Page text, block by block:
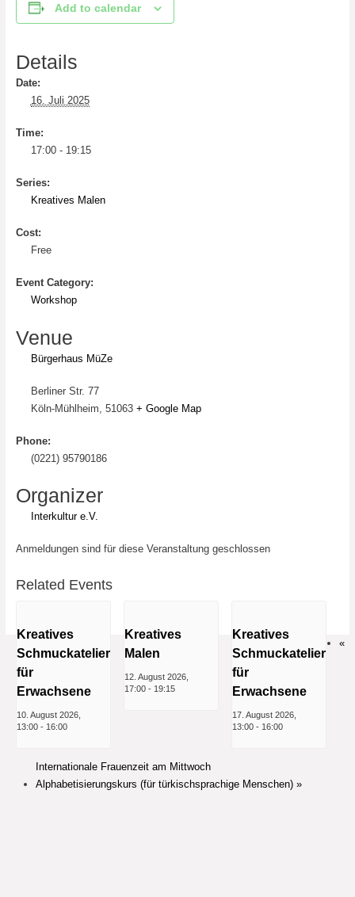
Add to calendar
Details
Date:
16. Juli 2025
Time:
17:00 - 19:15
Series:
Kreatives Malen
Cost:
Free
Event Category:
Workshop
Venue
Bürgerhaus MüZe
Berliner Str. 77
Köln-Mühlheim 51063 + Google Map
Phone:
(0221) 95790186
Organizer
Interkultur e.V.
Anmeldungen sind für diese Veranstaltung geschlossen
Related Events
Kreatives
Schmuckatelier
für
Erwachsene
10. August 2026,
13:00- 16:00
Kreatives
Malen
12. August 2026,
17:00- 19:15
Kreatives
Schmuckatelier
für
Erwachsene
17. August 2026,
13:00 - 16:00
«
Internationale Frauenzeit am Mittwoch
Alphabetisierungskurs (für türkischsprachige Menschen)»